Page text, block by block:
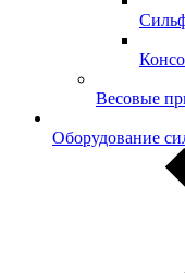
Весовые
Оборудование